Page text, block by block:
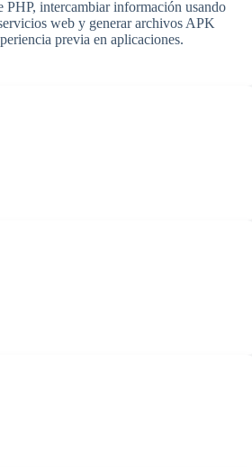
PHP, intercambiar información usando
web y generar archivos APK
previa en aplicaciones.